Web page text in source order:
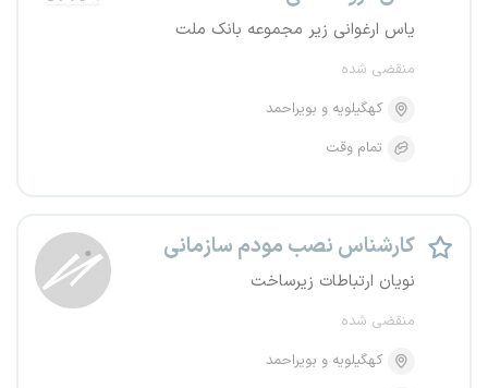
یاس ارغوانی زیر مجموعه بانک ملت
منقضی شده
کهگیلویه و بویراحمد
تمام وقت
کارشناس نصب مودم سازمانی
نویان ارتباطات زیرساخت
منقضی شده
کهگیلویه و بویراحمد